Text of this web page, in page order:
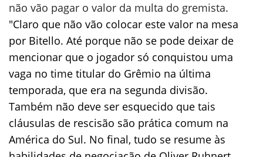
não vão pagar o valor da multa do gremista.
"Claro que não vão colocar este valor na mesa
por Bitello. Até porque não se pode deixar de
mencionar que o jogador só conquistou uma
vaga no time titular do Grêmio na última
temporada, que era na segunda divisão.
Também não deve ser esquecido que tais
cláusulas de rescisão são prática comum na
América do Sul. No final, tudo se resume às